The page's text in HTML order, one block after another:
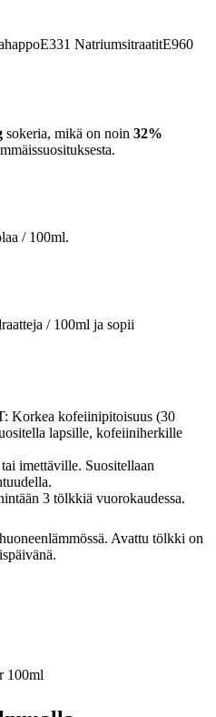
E331 NatriumsitraatitE960
sokeria, mikä on noin 32%
/ 100ml.
/ 100ml ja sopii
Korkea kofeiinipitoisuus (30
lapsille, kofeiiniherkille
imettäville. Suositellaan
3 tölkkiä vuorokaudessa.
Avattu tölkki on
100ml